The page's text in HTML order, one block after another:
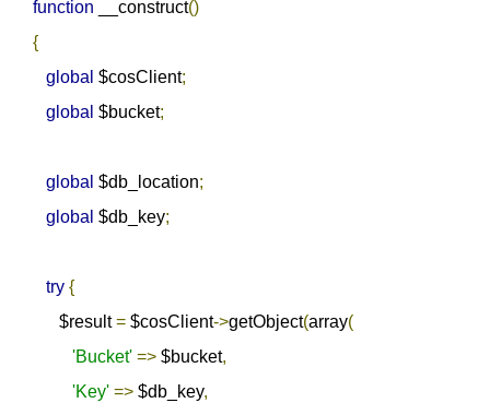
function __construct()
{
global $cosClient;
global $bucket;
global $db_location;
global $db_key;
try {
         $result
= $cosClient->getObject(array(
'Bucket' => $bucket,
'Key' => $db_key,